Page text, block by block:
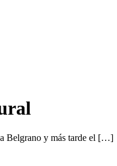
Belgrano y más tarde el […]